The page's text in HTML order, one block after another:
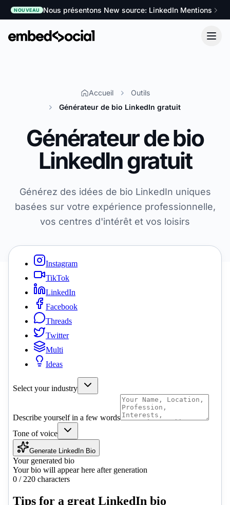
NOUVEAU Nous présentons New source: LinkedIn Mentions
Accueil
Outils
Générateur de bio LinkedIn gratuit
Générateur de bio
LinkedIn gratuit
Générez des idées de bio LinkedIn uniques
basées sur votre expérience professionnelle,
vos centres d'intérêt et vos loisirs